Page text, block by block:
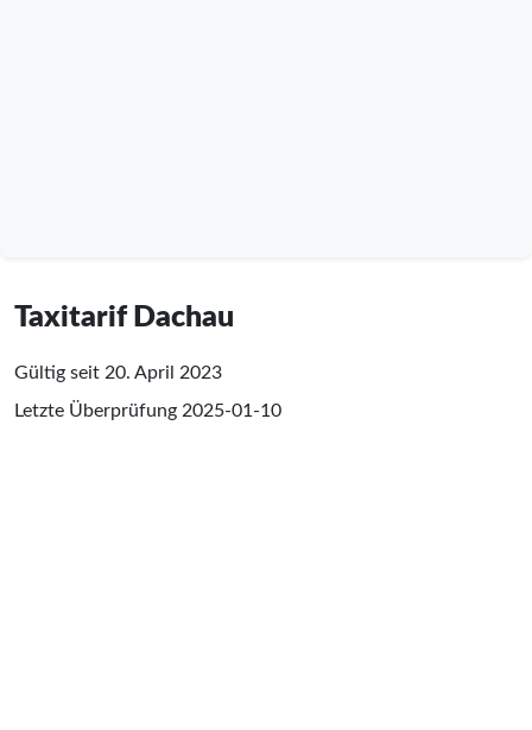
Taxitarif Dachau
Gültig seit 20. April 2023
Letzte Überprüfung 2025-01-10